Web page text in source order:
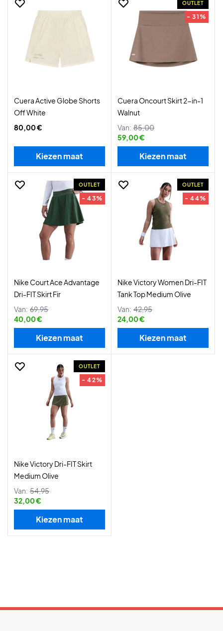
Cuera Active Globe Shorts
Off White
80,00 €
Kiezen maat
OUTLET
- 31%
Cuera Oncourt Skirt 2-in-1
Walnut
Van: 85,00
59,00 €
Kiezen maat
OUTLET
- 43%
Nike Court Ace Advantage
Dri-FIT Skirt Fir
Van: 69,95
40,00 €
Kiezen maat
OUTLET
- 44%
Nike Victory Women Dri-FIT
Tank Top Medium Olive
Van: 42,95
24,00 €
Kiezen maat
OUTLET
- 42%
Nike Victory Dri-FIT Skirt
Medium Olive
Van: 54,95
32,00 €
Kiezen maat